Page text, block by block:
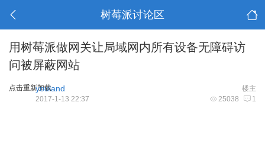
树莓派讨论区
用树莓派做网关让局域网内所有设备无障碍访
问被屏蔽网站
点击重新加载 楼主
youland
25038 1
2017-1-13 22:37